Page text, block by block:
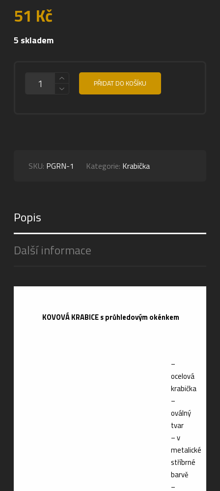
51 Kč
5 skladem
PŘIDAT DO KOŠÍKU
SKU: PGRN-1 Kategorie: Krabička
Popis
Další informace
KOVOVÁ KRABICE s průhledovým okénkem
–
ocelová
krabička
–
oválný
tvar
– v
metalické
stříbrné
barvě
–